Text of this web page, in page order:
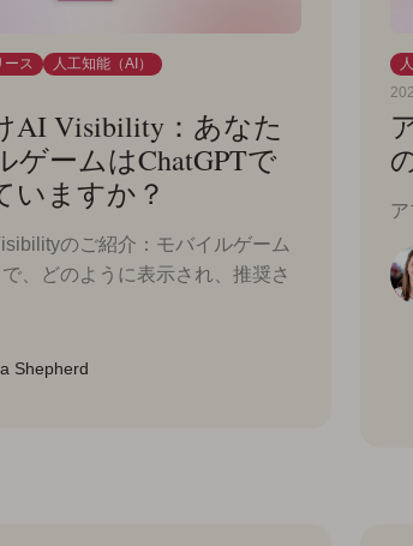
ース
人工知能（AI）
AI Visibility：あなた
ゲームはChatGPTで
いますか？
のご紹介：モバイルゲーム
、どのように表示され、推奨さ
Shepherd